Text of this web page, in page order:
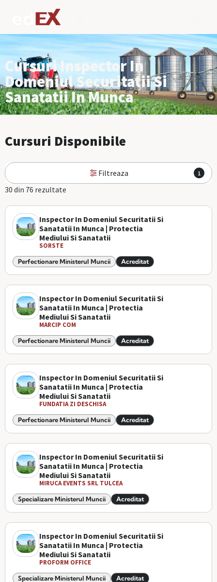
Cursuri Inspector In
Domeniul Securitatii Si
Sanatatii In Munca
Cursuri Disponibile
Filtreaza 1
30 din 76 rezultate
Inspector In Domeniul Securitatii Si
Sanatatii In Munca | Protectia
Mediului Si Sanatatii
SORSTE
Perfectionare Ministerul Muncii Acreditat
Inspector In Domeniul Securitatii Si
Sanatatii In Munca | Protectia
Mediului Si Sanatatii
MARCIP COM
Perfectionare Ministerul Muncii Acreditat
Inspector In Domeniul Securitatii Si
Sanatatii In Munca | Protectia
Mediului Si Sanatatii
FUNDATIA ZI DESCHISA
Perfectionare Ministerul Muncii Acreditat
Inspector In Domeniul Securitatii Si
Sanatatii In Munca | Protectia
Mediului Si Sanatatii
MIRUCA EVENTS SRL TULCEA
Specializare Ministerul Muncii Acreditat
Inspector In Domeniul Securitatii Si
Sanatatii In Munca | Protectia
Mediului Si Sanatatii
PROFORM OFFICE
Specializare Ministerul Muncii Acreditat